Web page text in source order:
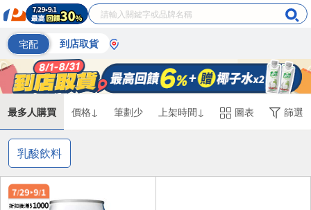
宅配 到店取貨
最多人購買 價格↓ 筆劃少 上架時間↓ 圖表 篩選
乳酸飲料